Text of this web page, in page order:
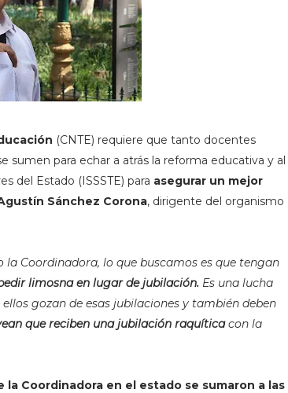
(CNTE) requiere que tanto docentes
para echar a atrás la reforma educativa y al
del Estado (ISSSTE) para asegurar un mejor
Sánchez Corona, dirigente del organismo
la Coordinadora, lo que buscamos es que tengan
limosna en lugar de jubilación. Es una lucha
gozan de esas jubilaciones y también deben
que reciben una jubilación raquíticacon la
Coordinadora en el estado se sumaron a las